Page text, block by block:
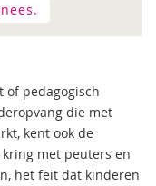
of pedagogisch
die met
kent ook de
met peuters en
het feit dat kinderen